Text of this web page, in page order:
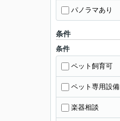
パノラマあり
条件
条件
ペット飼育可
ペット専用設備
楽器相談